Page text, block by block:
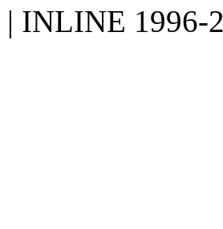
| INLINE 1996-